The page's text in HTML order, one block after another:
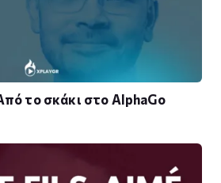
το σκάκι στο AlphaGo